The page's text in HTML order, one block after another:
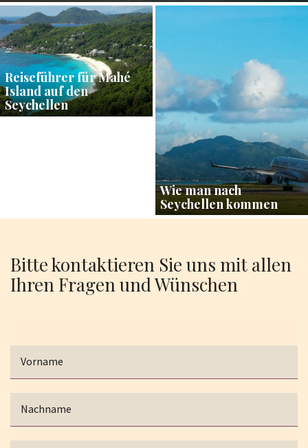
Reiseführer für Mahé
Island auf den
Seychellen
Wie man nach
Seychellen kommen
Bitte kontaktieren Sie uns mit allen
Ihren Fragen und Wünschen
Vorname
Nachname